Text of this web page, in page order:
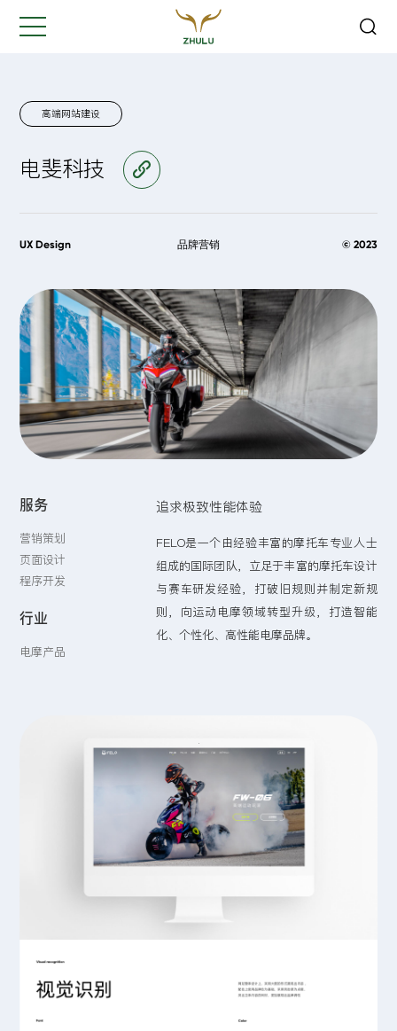
高端网站建设
电斐科技
UX Design 品牌营销 © 2023
服务
营销策划
页面设计
程序开发
行业
电摩产品
追求极致性能体验
FELO是一个由经验丰富的摩托车专业人士
组成的国际团队，立足于丰富的摩托车设计
与赛车研发经验，打破旧规则并制定新规
则，向运动电摩领域转型升级，打造智能
化、个性化、高性能电摩品牌。
是我们最重要的工作之一...
您的姓名:*
联系方式:*
您的需求:
留言: